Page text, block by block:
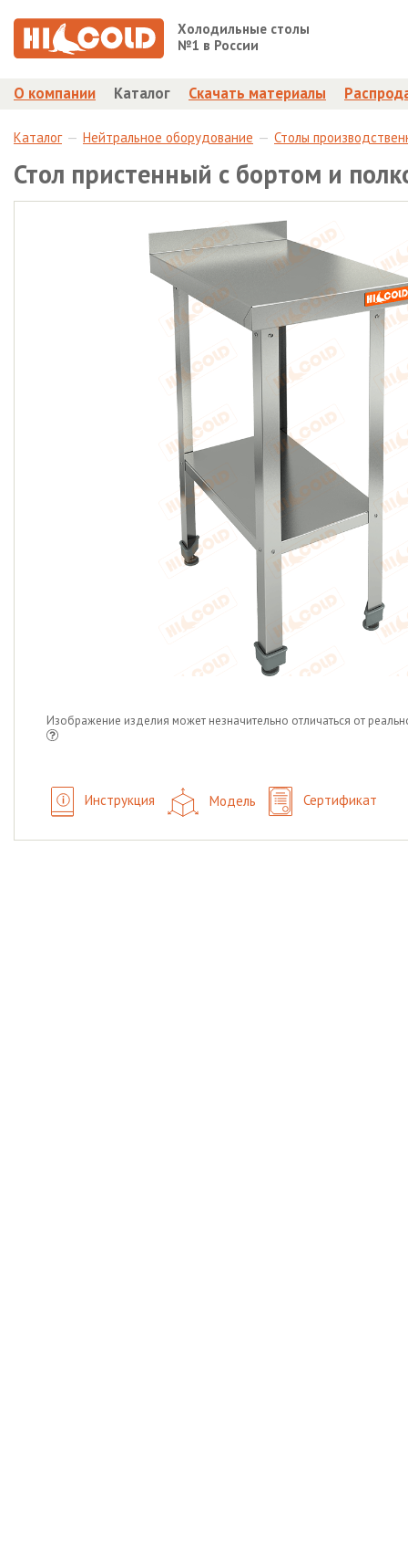
Холодильные столы
№1 в России
О компании Каталог Скачать материалы
Каталог Нейтральное оборудование Столы
Стол пристенный с бортом и
Изображение изделия может незначительно отличаться от
Инструкция Модель Сертификат